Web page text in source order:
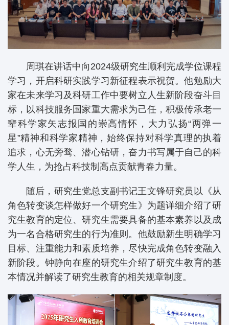
周琪在讲话中向2024级研究生顺利完成学位课程
学习，开启科研实践学习新征程表示祝贺。他勉励大
家在未来学习及科研工作中要树立人生新阶段奋斗目
标，以科技服务国家重大需求为己任，积极传承老一
辈科学家矢志报国的崇高情怀，大力弘扬“两弹一
星”精神和科学家精神，始终保持对科学真理的执着
追求，心无旁骛、潜心钻研，奋力书写属于自己的科
学人生，为抢占科技制高点贡献青春力量。
随后，研究生党总支副书记王文锋研究员以《从
角色转变谈怎样做好一个研究生》为题详细介绍了研
究生教育的定位、研究生需要具备的基本素养以及成
为一名合格研究生的行为准则。他鼓励新生明确学习
目标、注重能力和素质培养，尽快完成角色转变融入
新阶段。钟静向在座的研究生介绍了研究生教育的基
本情况并解读了研究生教育的相关规章制度。